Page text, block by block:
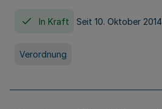
In Kraft Seit 10. Oktober 2014
Verordnung